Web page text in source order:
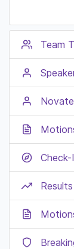
Team
Check-
Results